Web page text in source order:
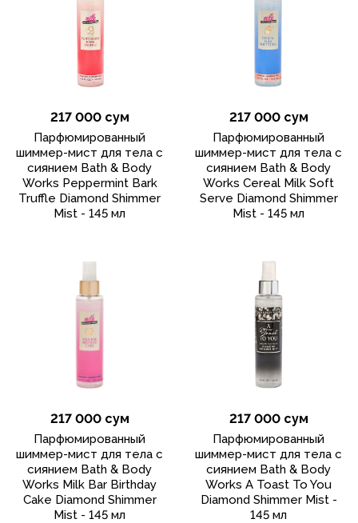
217 000 сум
Парфюмированный
шиммер-мист для тела с
сиянием Bath & Body
Works Peppermint Bark
Truffle Diamond Shimmer
Mist - 145 мл
217 000 сум
Парфюмированный
шиммер-мист для тела с
сиянием Bath & Body
Works Cereal Milk Soft
Serve Diamond Shimmer
Mist - 145 мл
217 000 сум
Парфюмированный
шиммер-мист для тела с
сиянием Bath & Body
Works Milk Bar Birthday
Cake Diamond Shimmer
Mist - 145 мл
217 000 сум
Парфюмированный
шиммер-мист для тела с
сиянием Bath & Body
Works A Toast To You
Diamond Shimmer Mist -
145 мл